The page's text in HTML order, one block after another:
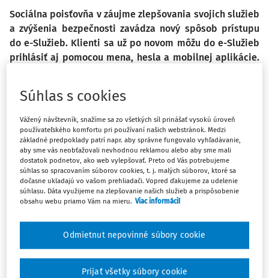
Sociálna poisťovňa v záujme zlepšovania svojich služieb
a zvýšenia bezpečnosti zavádza nový spôsob prístupu
do e-Služieb. Klienti sa už po novom môžu do e-Služieb
prihlásiť aj pomocou mena, hesla a mobilnej aplikácie.
spôsob prihlasovania úplne nahradí používanie Grid
kariet.
Novinka v prihlasovaní sa týka zamestnávateľov (pre
službu Odvádzateľ poistného), SZČO (pre službu
Saldokonto) a fyzických osôb (pre službu Individuálny účet
poistenca), ktorým prístupy do e-Služieb zriaďujú pobočky
Sociálnej poisťovne (SP).
Nový klient dostane prístup pre aktiváciu v pobočke,
existujúci si ho aktivuje sám
Klienti, ktorí aktuálne využívajú Grid kartu, sa môžu do e-
Súhlas s cookies
Vážený návštevník, snažíme sa zo všetkých síl prinášať vysokú úroveň
používateľského komfortu pri používaní našich webstránok. Medzi
základné predpoklady patrí napr. aby správne fungovalo vyhľadávanie,
aby sme vás neobťažovali nevhodnou reklamou alebo aby sme mali
dostatok podnetov, ako web vylepšovať. Preto od Vás potrebujeme
súhlas so spracovaním súborov cookies, t. j. malých súborov, ktoré sa
dočasne ukladajú vo vašom prehliadači. Vopred ďakujeme za udelenie
súhlasu. Dáta využijeme na zlepšovanie našich služieb a prispôsobenie
obsahu webu priamo Vám na mieru. Viac informácií
Odmietnut nepovinné súbory cookie
Prijať všetky súbory cookie